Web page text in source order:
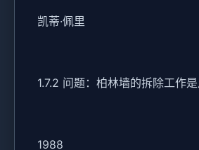
凯蒂·佩里
1.7.2 问题：柏林墙的拆除工作
1988